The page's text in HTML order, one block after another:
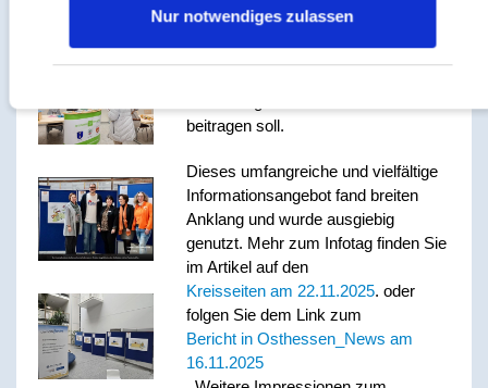
Nur notwendiges zulassen
wichtigsten Erkennungsmerkmale
von Demenz darstellen. In Planung
ist eine Aufklärungskampagne, die
beitragen soll.
Dieses umfangreiche und vielfältige
Informationsangebot fand breiten
Anklang und wurde ausgiebig
genutzt. Mehr zum Infotag finden Sie
im Artikel auf den
Kreisseiten am 22.11.2025. oder
folgen Sie dem Link zum
Bericht in Osthessen_News am
16.11.2025